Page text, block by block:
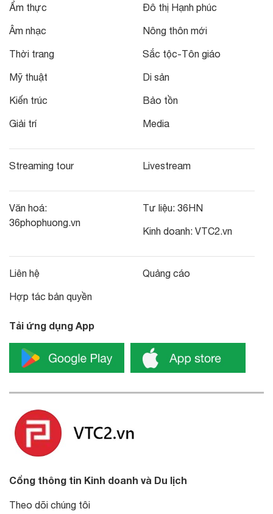
Ẩm thực
Âm nhạc
Thời trang
Mỹ thuật
Kiến trúc
Giải trí
Đô thị Hạnh phúc
Nông thôn mới
Sắc tộc-Tôn giáo
Di sản
Bảo tồn
Media
Streaming tour Livestream
Văn hoá:
36phophuong.vn
Tư liệu: 36HN
Kinh doanh: VTC2.vn
Liên hệ
Hợp tác bản quyền
Quảng cáo
Tải ứng dụng App
Cổng thông tin Kinh doanh và Du lịch
Theo dõi chúng tôi